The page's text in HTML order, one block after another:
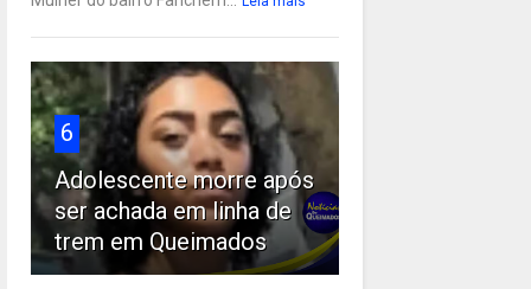
6
Adolescente morre após
ser achada em linha de
trem em Queimados